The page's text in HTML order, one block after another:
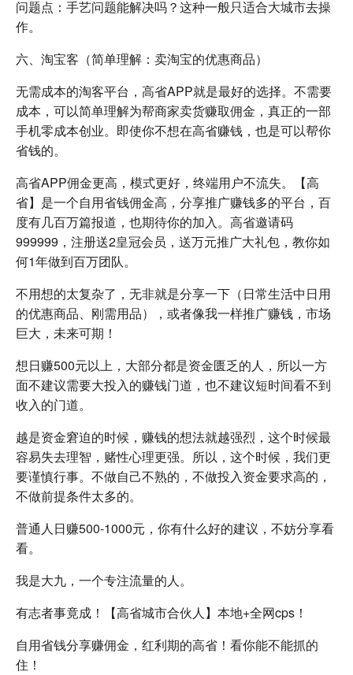
问题点：手艺问题能解决吗？这种一般只适合大城市去操
作。
六、淘宝客（简单理解：卖淘宝的优惠商品）
无需成本的淘客平台，高省APP就是最好的选择。不需要
成本，可以简单理解为帮商家卖货赚取佣金，真正的一部
手机零成本创业。即使你不想在高省赚钱，也是可以帮你
省钱的。
高省APP佣金更高，模式更好，终端用户不流失。【高
省】是一个自用省钱佣金高，分享推广赚钱多的平台，百
度有几百万篇报道，也期待你的加入。高省邀请码
999999，注册送2皇冠会员，送万元推广大礼包，教你如
何1年做到百万团队。
不用想的太复杂了，无非就是分享一下（日常生活中日用
的优惠商品、刚需用品），或者像我一样推广赚钱，市场
巨大，未来可期！
想日赚500元以上，大部分都是资金匮乏的人，所以一方
面不建议需要大投入的赚钱门道，也不建议短时间看不到
收入的门道。
越是资金窘迫的时候，赚钱的想法就越强烈，这个时候最
容易失去理智，赌性心理更强。所以，这个时候，我们更
要谨慎行事。不做自己不熟的，不做投入资金要求高的，
不做前提条件太多的。
普通人日赚500-1000元，你有什么好的建议，不妨分享看
看。
我是大九，一个专注流量的人。
有志者事竟成！【高省城市合伙人】本地+全网cps！
自用省钱分享赚佣金，红利期的高省！看你能不能抓的
住！